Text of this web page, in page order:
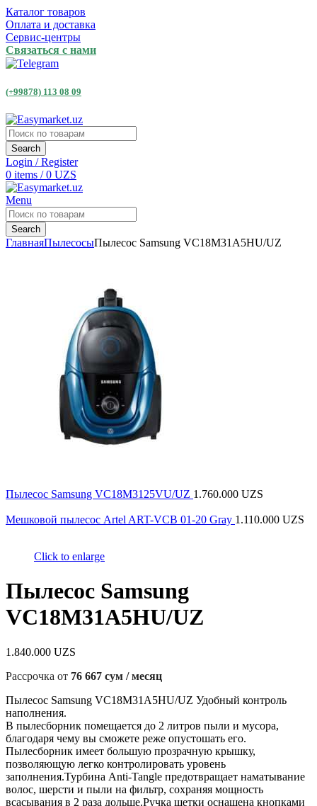
Каталог товаров
Оплата и доставка
Сервис-центры
Связаться с нами
(+99878) 113 08 09
Search
Login / Register
0 items / 0 UZS
Menu
Search
ГлавнаяПылесосыПылесос Samsung VC18M31A5HU/UZ
Пылесос Samsung VC18M3125VU/UZ 1.760.000 UZS
Мешковой пылесос Artel ART-VCB 01-20 Gray 1.110.000 UZS
Click to enlarge
Пылесос Samsung
VC18M31A5HU/UZ
1.840.000 UZS
Рассрочка от 76 667 сум / месяц
Пылесос Samsung VC18M31A5HU/UZ Удобный контроль
наполнения.
В пылесборник помещается до 2 литров пыли и мусора,
благодаря чему вы сможете реже опустошать его.
Пылесборник имеет большую прозрачную крышку,
позволяющую легко контролировать уровень
заполнения.Турбина Anti-Tangle предотвращает наматывание
волос, шерсти и пыли на фильтр, сохраняя мощность
всасывания в 2 раза дольше.Ручка щетки оснащена кнопками